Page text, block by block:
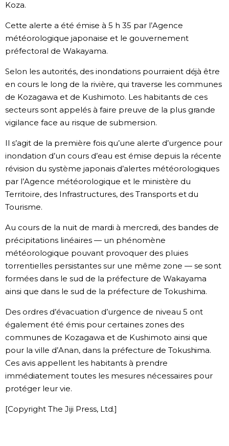
Chroniques
Images
Tokyo
Koza.
Cette alerte a été émise à 5 h 35 par l’Agence
météorologique japonaise et le gouvernement
préfectoral de Wakayama.
Selon les autorités, des inondations pourraient déjà être
en cours le long de la rivière, qui traverse les communes
de Kozagawa et de Kushimoto. Les habitants de ces
secteurs sont appelés à faire preuve de la plus grande
vigilance face au risque de submersion.
Il s’agit de la première fois qu’une alerte d’urgence pour
inondation d’un cours d’eau est émise depuis la récente
révision du système japonais d’alertes météorologiques
par l’Agence météorologique et le ministère du
Territoire, des Infrastructures, des Transports et du
Tourisme.
Au cours de la nuit de mardi à mercredi, des bandes de
précipitations linéaires — un phénomène
météorologique pouvant provoquer des pluies
torrentielles persistantes sur une même zone — se sont
formées dans le sud de la préfecture de Wakayama
ainsi que dans le sud de la préfecture de Tokushima.
Des ordres d’évacuation d’urgence de niveau 5 ont
également été émis pour certaines zones des
communes de Kozagawa et de Kushimoto ainsi que
pour la ville d’Anan, dans la préfecture de Tokushima.
Ces avis appellent les habitants à prendre
immédiatement toutes les mesures nécessaires pour
protéger leur vie.
[Copyright The Jiji Press, Ltd.]